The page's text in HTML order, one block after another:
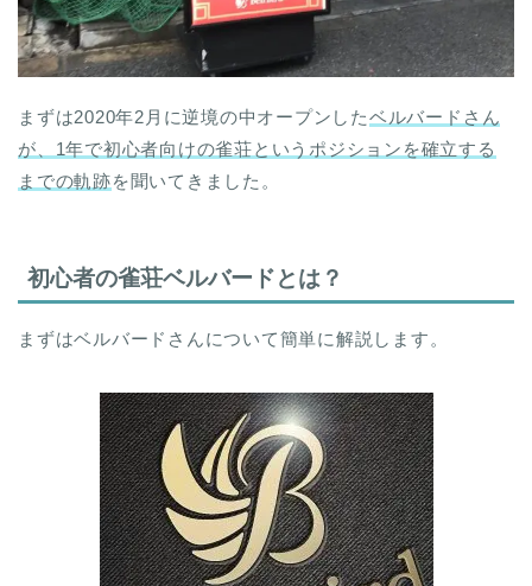
まずは2020年2月に逆境の中オープンしたベルバードさん
が、 1年で初心者向けの雀荘というポジションを確立する
までの軌跡を聞いてきました。
初心者の雀荘ベルバードとは？
まずはベルバードさんについて簡単に解説します。